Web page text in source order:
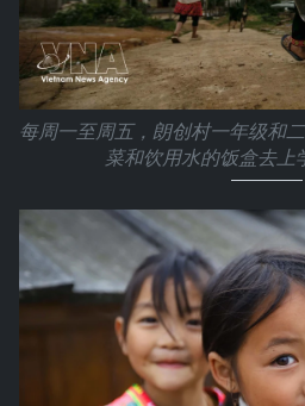
每周一至周五，朗创村一年级和
菜和饮用水的饭盒去上